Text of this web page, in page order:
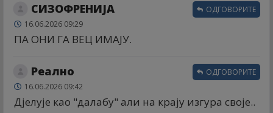
СИЗОФРЕНИЈА
16.06.2026 09:29
ПА ОНИ ГА ВЕЦ ИМАЈУ.
ОДГОВОРИТЕ
Реално
16.06.2026 09:42
Дјелује као "далабу" али на крају изгура своје..
ОДГОВОРИТЕ